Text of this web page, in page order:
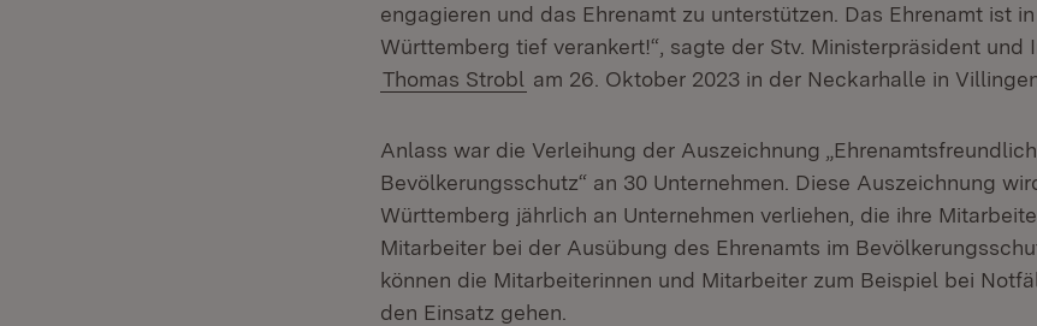
engagieren und das Ehrenamt zu unterstützen. Das Ehrenamt ist
Württemberg tief verankert!“, sagte der Stv. Ministerpräsident und
Thomas Strobl am 26. Oktober 2023 in der Neckarhalle in
Anlass war die Verleihung der Auszeichnung
Bevölkerungsschutz“ an 30 Unternehmen. Diese Auszeichnung
Württemberg jährlich an Unternehmen verliehen, die ihre
Mitarbeiter bei der Ausübung des Ehrenamts im
können die Mitarbeiterinnen und Mitarbeiter zum Beispiel bei
den Einsatz gehen.